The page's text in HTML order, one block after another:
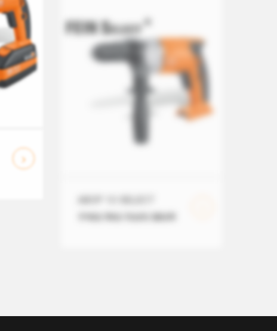
手电钻/角钻/攻丝机/磁钻架